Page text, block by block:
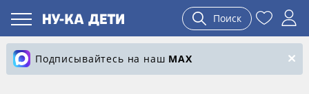
Поиск
Подписывайтесь на наш MAX